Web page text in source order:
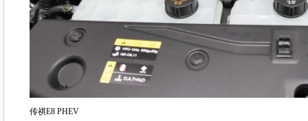
传祺E8 PHEV